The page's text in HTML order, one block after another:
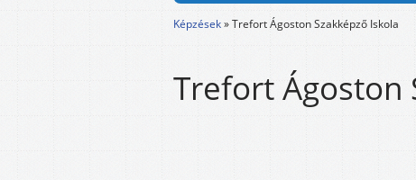
Képzések»Trefort Ágoston Szakképző Iskola
Trefort Ágoston